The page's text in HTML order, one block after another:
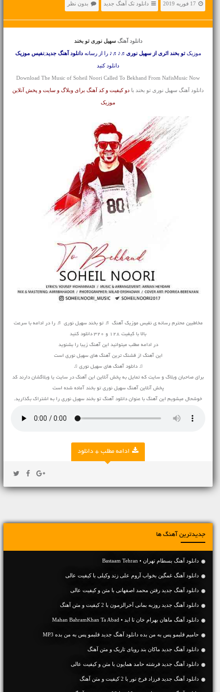
17 فوریه 2019 دانلود تک آهنگ جدید بدون نظر
دانلود آهنگ سهیل نوری تو بخند
موزیکتو بخند اثری از سهیل نوری ♬♪♬♪ را از رسانهدانلود آهنگ جدید;نفیس موزیک
دانلود کنید
Download The Music of Soheil Noori Called To Bekhand From NafisMusic Now
دانلود آهنگ سهیل نوری تو بخند با دو کیفیت و کد آهنگ برای وبلاگ و سایت و پخش آنلاین
موزیک
مخاطبین محترم رسانه ی نفیس موزیک آهنگ ♬ تو بخند سهیل نوری ♬ را در ادامه با سرعت
بالا با کیفیت 128 و 320 دانلود کنید
در ادامه مطلب میتوانید این آهنگ زیبا را بشنوید
این آهنگ از قشنگ ترین آهنگ های سهیل نوری است
♫ دانلود آهنگ های سهیل نوری ♫
برای صاحبان وبلاگ و سایت که تمایل به پخش آنلاین این آهنگ در سایت یا وبلاگشان دارند کد
پخش آنلاین آهنگ سهیل نوری تو بخند آماده شده است
خوشحال میشویم این آهنگ با عنوان دانلود آهنگ تو بخند سهیل نوری را به اشتراک بگذارید.
ادامه مطلب + دانلود
جدیدترین آهنگ ها
دانلود آهنگ بسطام تهران • Bastaam Tehran
دانلود آهنگ غمگین بخواب آروم علی زند وکیلی با کیفیت عالی
دانلود آهنگ جديد رفتن محمد اصفهانی با متن و کیفیت عالی
دانلود آهنگ جديد روزبه بمانی آخرالزمون با 2 کیفیت و متن آهنگ
دانلود آهنگ ماهان بهرام خان تا ابد • Mahan BahramKhan Ta Abad
حامیم قلبمو پس به من بده دانلود آهنگ جدید قلبمو پس به من بده MP3
دانلود آهنگ جديد ماکان بند رویای تاریک و متن آهنگ
دانلود آهنگ جديد فرشته حامد همایون با متن و کیفیت عالی
دانلود آهنگ جديد فرزاد فرخ نور با 2 کیفیت و متن آهنگ